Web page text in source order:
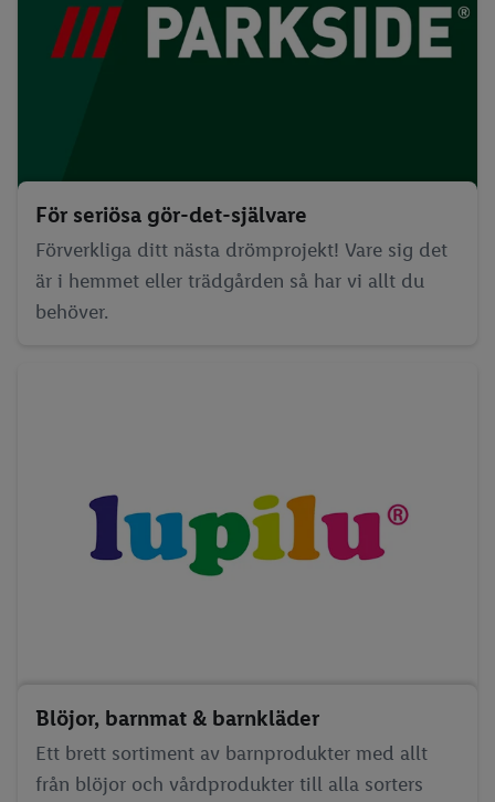
För seriösa gör-det-självare
Förverkliga ditt nästa drömprojekt! Vare sig det
är i hemmet eller trädgården så har vi allt du
behöver.
Blöjor, barnmat & barnkläder
Ett brett sortiment av barnprodukter med allt
från blöjor och vårdprodukter till alla sorters